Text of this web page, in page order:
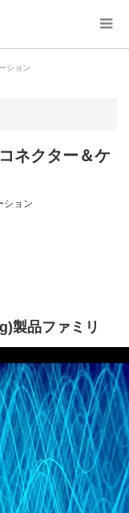
ション
ネクター＆ケ
ション
製品ファミリ